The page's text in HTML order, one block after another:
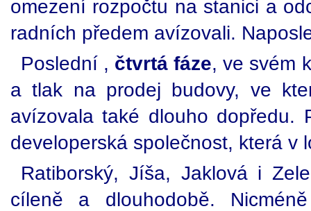
omezení rozpočtu na stanici a
radních předem avízovali.
Poslední , čtvrtá fáze, ve svém
a tlak na prodej budovy, ve
avízovala také dlouho dopředu.
developerská společnost, která v
Ratiborský, Jíša, Jaklová i
cíleně a dlouhodobě.